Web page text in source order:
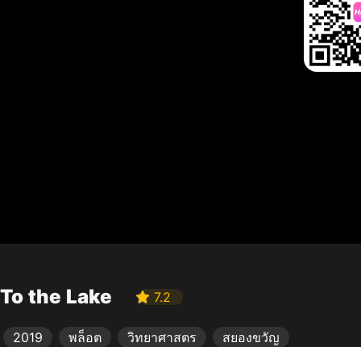
To the Lake 7.2
2019 พล็อต วิทยาศาสตร สยองขวัญ